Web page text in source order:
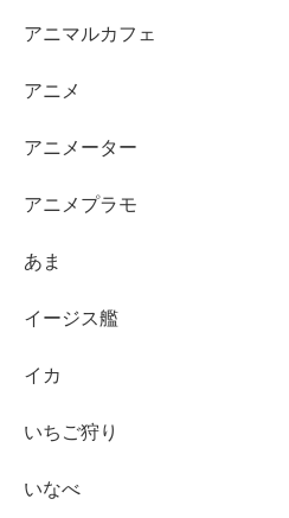
アニマルカフェ
アニメ
アニメーター
アニメプラモ
あま
イージス艦
イカ
いちご狩り
いなべ